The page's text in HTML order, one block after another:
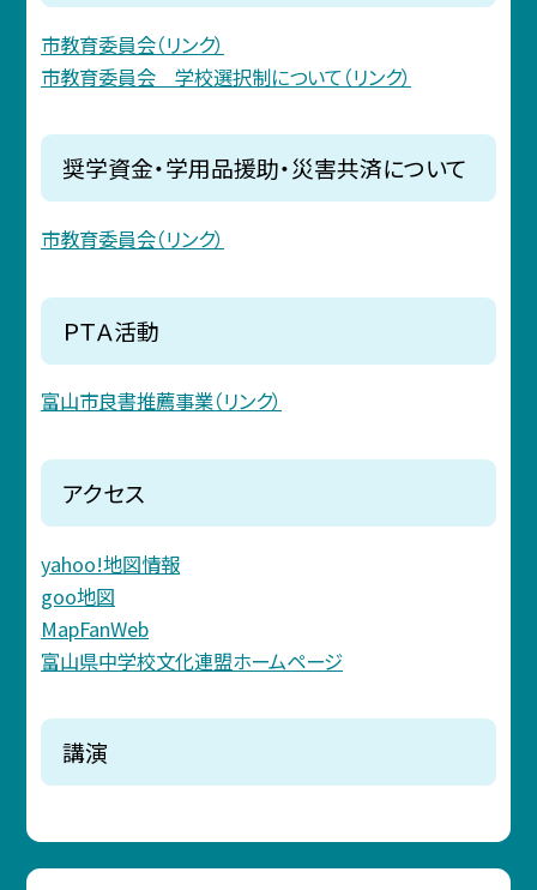
市教育委員会（リンク）
市教育委員会 学校選択制について（リンク）
奨学資金・学用品援助・災害共済について
市教育委員会（リンク）
ＰＴＡ活動
富山市良書推薦事業（リンク）
アクセス
yahoo!地図情報
goo地図
MapFanWeb
富山県中学校文化連盟ホームページ
講演